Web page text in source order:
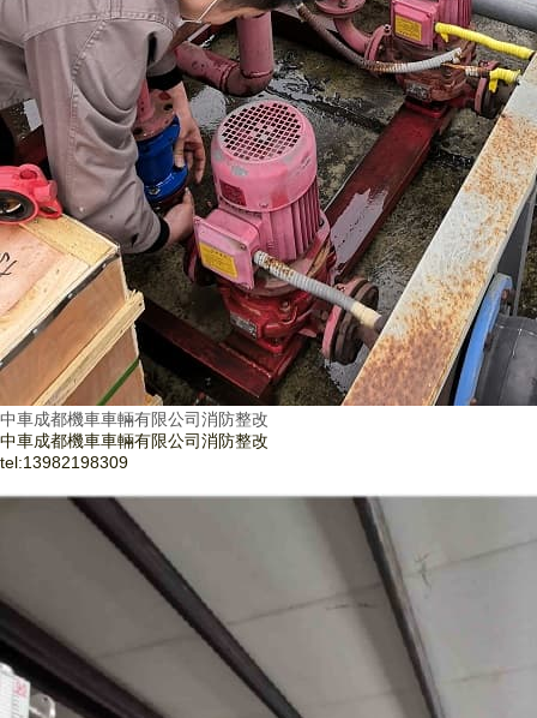
中車成都機車車輛有限公司消防整改
中車成都機車車輛有限公司消防整改
tel:13982198309